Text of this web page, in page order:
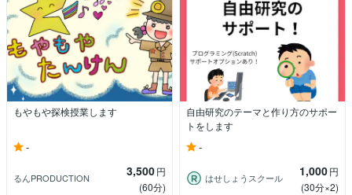
もやもや探検授業します
-
るんPRODUCTION 3,500円
(60分)
自由研究のテーマと作り方のサポー
トをします
-
はせしょうスクール 1,000円
(30分×2)